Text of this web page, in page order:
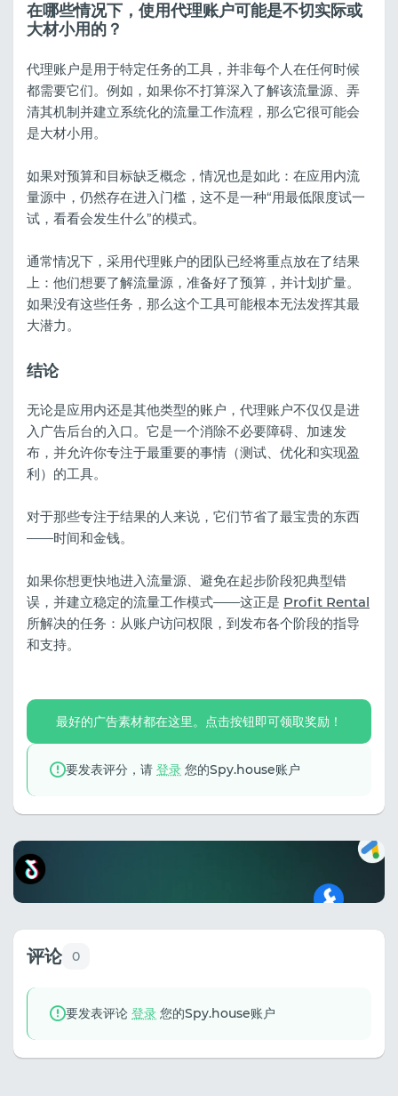
在哪些情况下，使用代理账户可能是不切实际或
大材小用的？
代理账户是用于特定任务的工具，并非每个人在任何时候
都需要它们。例如，如果你不打算深入了解该流量源、弄
清其机制并建立系统化的流量工作流程，那么它很可能会
是大材小用。
如果对预算和目标缺乏概念，情况也是如此：在应用内流
量源中，仍然存在进入门槛，这不是一种“用最低限度试一
试，看看会发生什么”的模式。
通常情况下，采用代理账户的团队已经将重点放在了结果
上：他们想要了解流量源，准备好了预算，并计划扩量。
如果没有这些任务，那么这个工具可能根本无法发挥其最
大潜力。
结论
无论是应用内还是其他类型的账户，代理账户不仅仅是进
入广告后台的入口。它是一个消除不必要障碍、加速发
布，并允许你专注于最重要的事情（测试、优化和实现盈
利）的工具。
对于那些专注于结果的人来说，它们节省了最宝贵的东西
——时间和金钱。
如果你想更快地进入流量源、避免在起步阶段犯典型错
误，并建立稳定的流量工作模式——这正是 Profit Rental
所解决的任务：从账户访问权限，到发布各个阶段的指导
和支持。
最好的广告素材都在这里。点击按钮即可领取奖励！
要发表评分，请 登录 您的Spy.house账户
评论 0
要发表评论 登录 您的Spy.house账户